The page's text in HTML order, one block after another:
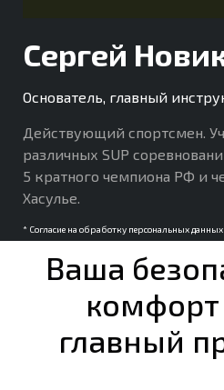
Сергей
Основатель, главный
Действующий спортсмен.
различных SUP
5 кратного чемпиона РФ и
Хасулье.
* Согласие на обработку персональных данных
Ваша
главный